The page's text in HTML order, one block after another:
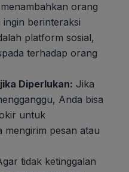
orang
berinteraksi
platform sosial,
terhadap orang
Diperlukan: Jika
Anda bisa
untuk
mengirim pesan atau
tidak ketinggalan